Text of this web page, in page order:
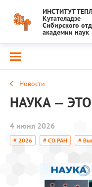
ИНСТИТУТ
Кутателадзе
Сибирского
академии наук
Новости
НАУКА —
4 июня 2026
# 2026 # СО РАН #